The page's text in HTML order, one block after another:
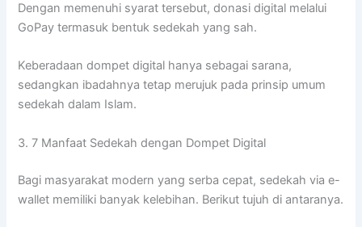
Dengan memenuhi syarat tersebut, donasi digital melalui
GoPay termasuk bentuk sedekah yang sah.
Keberadaan dompet digital hanya sebagai sarana,
sedangkan ibadahnya tetap merujuk pada prinsip umum
sedekah dalam Islam.
3. 7 Manfaat Sedekah dengan Dompet Digital
Bagi masyarakat modern yang serba cepat, sedekah via e-
wallet memiliki banyak kelebihan. Berikut tujuh di antaranya.